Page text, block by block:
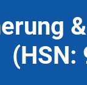
(HSN: